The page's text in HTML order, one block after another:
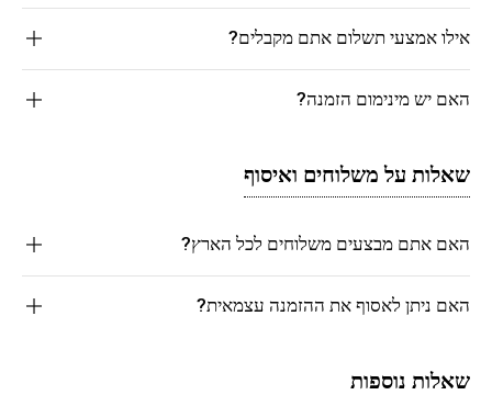
אילו אמצעי תשלום אתם מקבלים?
האם יש מינימום הזמנה?
שאלות על משלוחים ואיסוף
האם אתם מבצעים משלוחים לכל הארץ?
האם ניתן לאסוף את ההזמנה עצמאית?
שאלות נוספות